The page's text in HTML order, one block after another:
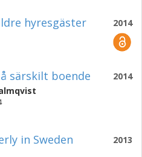
2014
hyresgäster
2014
särskilt boende
2013
in Sweden